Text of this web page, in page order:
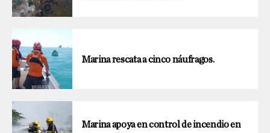
Marina rescata a cinco náufragos.
Marina apoya en control de incendio en